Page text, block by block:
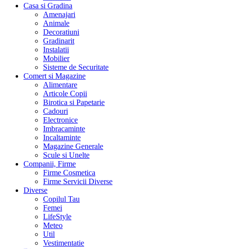
Casa si Gradina
Amenajari
Animale
Decoratiuni
Gradinarit
Instalatii
Mobilier
Sisteme de Securitate
Comert si Magazine
Alimentare
Articole Copii
Birotica si Papetarie
Cadouri
Electronice
Imbracaminte
Incaltaminte
Magazine Generale
Scule si Unelte
Companii, Firme
Firme Cosmetica
Firme Servicii Diverse
Diverse
Copilul Tau
Femei
LifeStyle
Meteo
Util
Vestimentatie